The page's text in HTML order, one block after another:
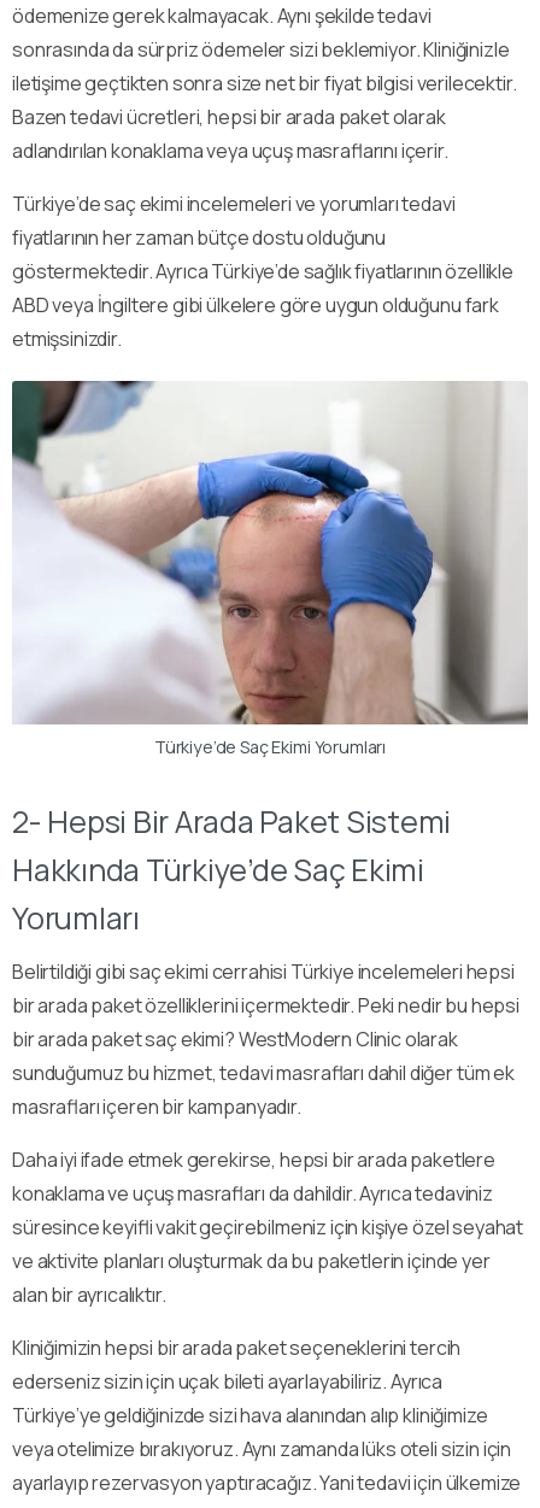
ödemenize gerek kalmayacak. Aynı şekilde tedavi
sonrasında da sürpriz ödemeler sizi beklemiyor. Kliniğinizle
iletişime geçtikten sonra size net bir fiyat bilgisi verilecektir.
Bazen tedavi ücretleri, hepsi bir arada paket olarak
adlandırılan konaklama veya uçuş masraflarını içerir.
Türkiye’de saç ekimi incelemeleri ve yorumları tedavi
fiyatlarının her zaman bütçe dostu olduğunu
göstermektedir. Ayrıca Türkiye’de sağlık fiyatlarının özellikle
ABD veya İngiltere gibi ülkelere göre uygun olduğunu fark
etmişsinizdir.
Türkiye’de Saç Ekimi Yorumları
2- Hepsi Bir Arada Paket Sistemi
Hakkında Türkiye’de Saç Ekimi
Yorumları
Belirtildiği gibi saç ekimi cerrahisi Türkiye incelemeleri hepsi
bir arada paket özelliklerini içermektedir. Peki nedir bu hepsi
bir arada paket saç ekimi? WestModern Clinic olarak
sunduğumuz bu hizmet, tedavi masrafları dahil diğer tüm ek
masrafları içeren bir kampanyadır.
Daha iyi ifade etmek gerekirse, hepsi bir arada paketlere
konaklama ve uçuş masrafları da dahildir. Ayrıca tedaviniz
süresince keyifli vakit geçirebilmeniz için kişiye özel seyahat
ve aktivite planları oluşturmak da bu paketlerin içinde yer
alan bir ayrıcalıktır.
Kliniğimizin hepsi bir arada paket seçeneklerini tercih
ederseniz sizin için uçak bileti ayarlayabiliriz. Ayrıca
Türkiye’ye geldiğinizde sizi hava alanından alıp kliniğimize
veya otelimize bırakıyoruz. Aynı zamanda lüks oteli sizin için
ayarlayıp rezervasyon yaptıracağız. Yani tedavi için ülkemize